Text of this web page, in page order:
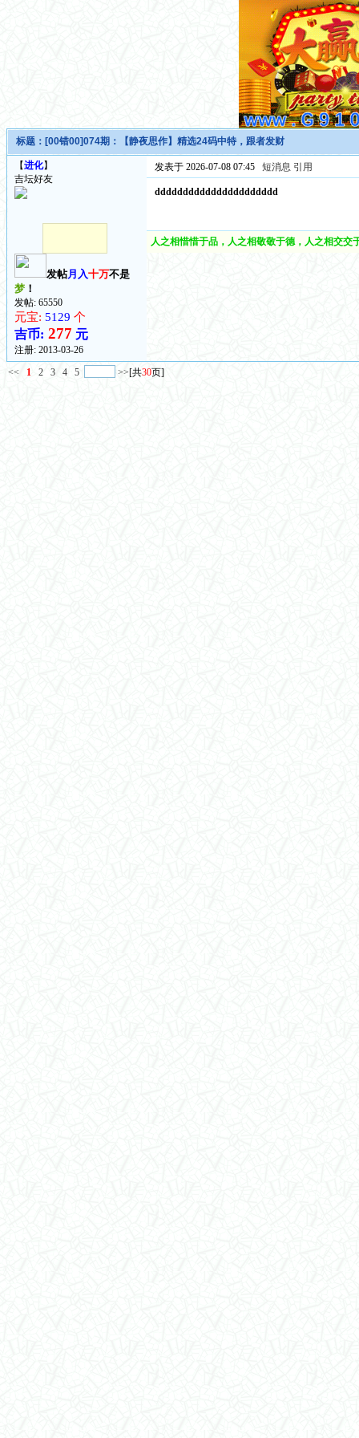
标题： [00错00]074期：【静夜思作】精选24码中特，跟者发财
【进化】
吉坛好友
发帖月入十万不是
梦！
发帖: 65550
元宝: 5129 个
吉币: 277 元
注册: 2013-03-26
发表于 2026-07-08 07:45 短消息 引用
dddddddddddddddddddddd
人之相惜惜于品，人之相敬敬于德，人之相交
<< 1 2 3 4 5 >>[共30页]